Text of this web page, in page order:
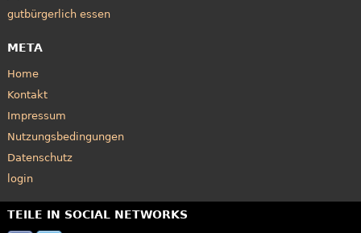
gutbürgerlich essen
META
Home
Kontakt
Impressum
Nutzungsbedingungen
Datenschutz
login
TEILE IN SOCIAL NETWORKS